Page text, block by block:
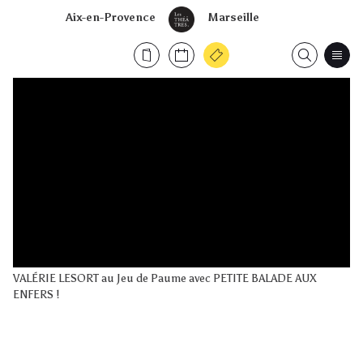
Marseille
Aix-en-Provence
VALÉRIE LESORT au Jeu de Paume avec PETITE BALADE AUX
ENFERS !